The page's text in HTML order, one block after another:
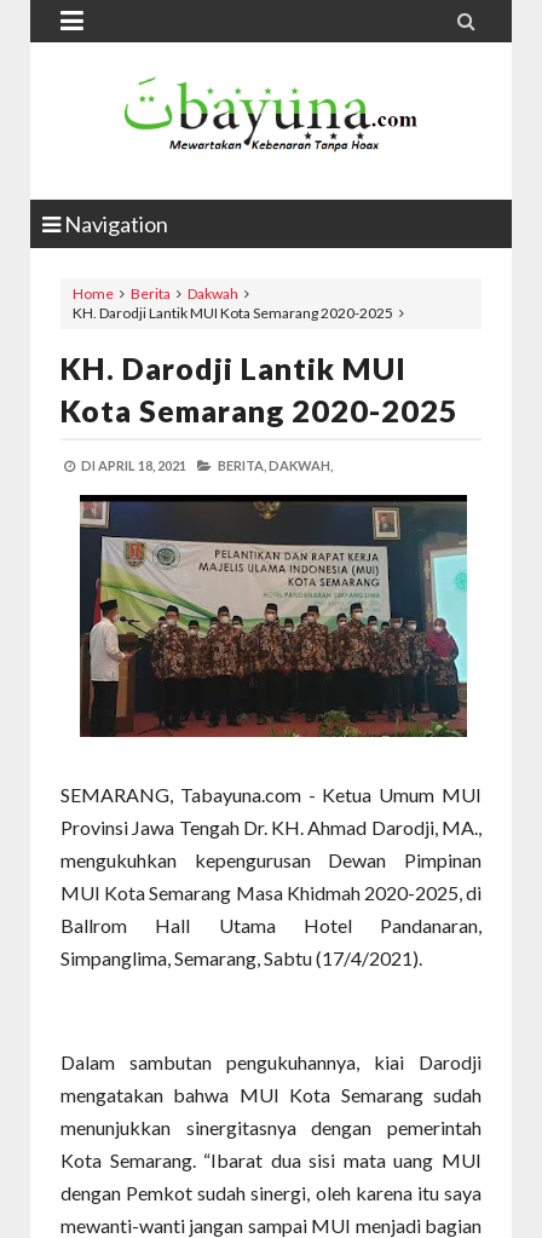
 
Navigation
Home Berita
Dakwah
KH. Darodji Lantik MUI Kota Semarang 2020-2025
KH. Darodji Lantik MUI
Kota Semarang 2020-2025
DI APRIL 18, 2021 BERITA, DAKWAH,
SEMARANG, Tabayuna.com - Ketua Umum MUI
Provinsi Jawa Tengah Dr. KH. Ahmad Darodji, MA.,
mengukuhkan kepengurusan Dewan Pimpinan
MUI Kota Semarang Masa Khidmah 2020-2025, di
Ballrom Hall Utama Hotel Pandanaran,
Simpanglima, Semarang, Sabtu (17/4/2021).
Dalam sambutan pengukuhannya, kiai Darodji
mengatakan bahwa MUI Kota Semarang sudah
menunjukkan sinergitasnya dengan pemerintah
Kota Semarang. “Ibarat dua sisi mata uang MUI
dengan Pemkot sudah sinergi, oleh karena itu saya
mewanti-wanti jangan sampai MUI menjadi bagian